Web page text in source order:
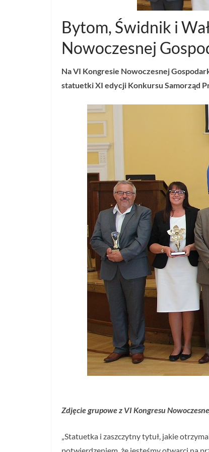
Bytom, Świdnik i
Nowoczesnej
Na VI Kongresie Nowoczesnej
statuetki XI edycji Konkursu Samorząd
Zdjęcie grupowe z VI Kongresu
„Statuetka i zaszczytny tytuł, jakie